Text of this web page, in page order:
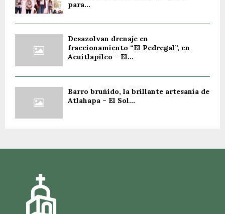
para...
Desazolvan drenaje en
fraccionamiento “El Pedregal”, en
Acuitlapilco – El...
Barro bruñido, la brillante artesanía de
Atlahapa – El Sol...